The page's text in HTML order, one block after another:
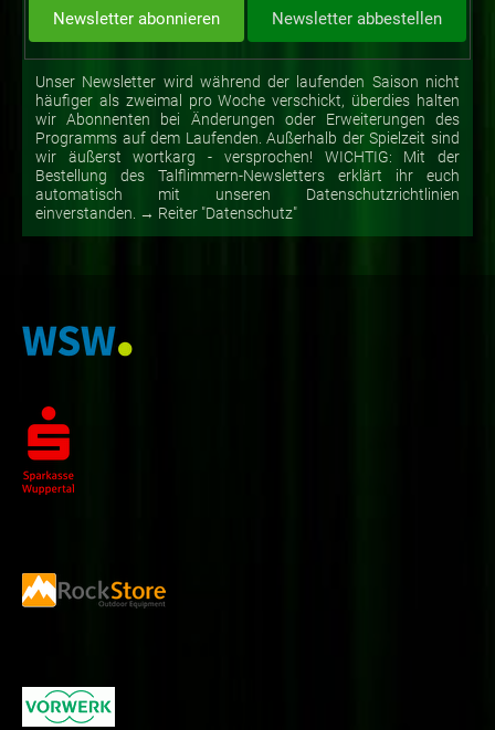
Unser Newsletter wird während der laufenden Saison nicht
häufiger als zweimal pro Woche verschickt, überdies halten
wir Abonnenten bei Änderungen oder Erweiterungen des
Programms auf dem Laufenden. Außerhalb der Spielzeit sind
wir äußerst wortkarg - versprochen! WICHTIG: Mit der
Bestellung des Talflimmern-Newsletters erklärt ihr euch
automatisch mit unseren Datenschutzrichtlinien
einverstanden. → Reiter "Datenschutz"